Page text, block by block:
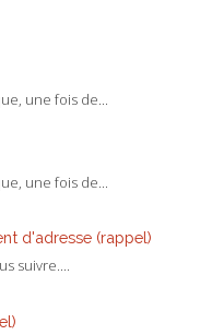
une fois de...
une fois de...
d'adresse (rappel)
suivre....